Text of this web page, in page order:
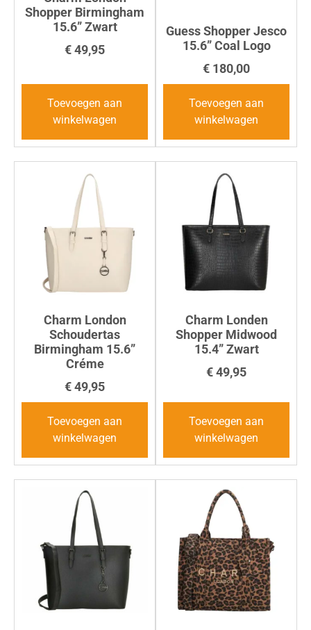
Shopper Birmingham
15.6” Zwart
€49,95
Toevoegen aan
winkelwagen
Guess Shopper Jesco
15.6” Coal Logo
€ 180,00
Toevoegen aan
winkelwagen
Charm London
Schoudertas
Birmingham 15.6”
Créme
€49,95
Toevoegen aan
winkelwagen
Charm Londen
Shopper Midwood
15.4” Zwart
€49,95
Toevoegen aan
winkelwagen